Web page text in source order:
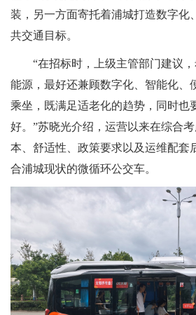
装，另一方面寄托着浦城打造数字化
共交通目标。
“在招标时，上级主管部门建议
能源，最好还兼顾数字化、智能化、
乘坐，既满足适老化的趋势，同时也
好。”苏晓光介绍，运营以来在综合
本、舒适性、政策要求以及运维配套
合浦城现状的微循环公交车。